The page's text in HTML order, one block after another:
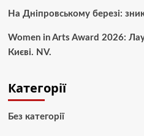
На Дніпровському березі:
Women in Arts Award 2026:
Києві. NV.
Категорії
Без категорії